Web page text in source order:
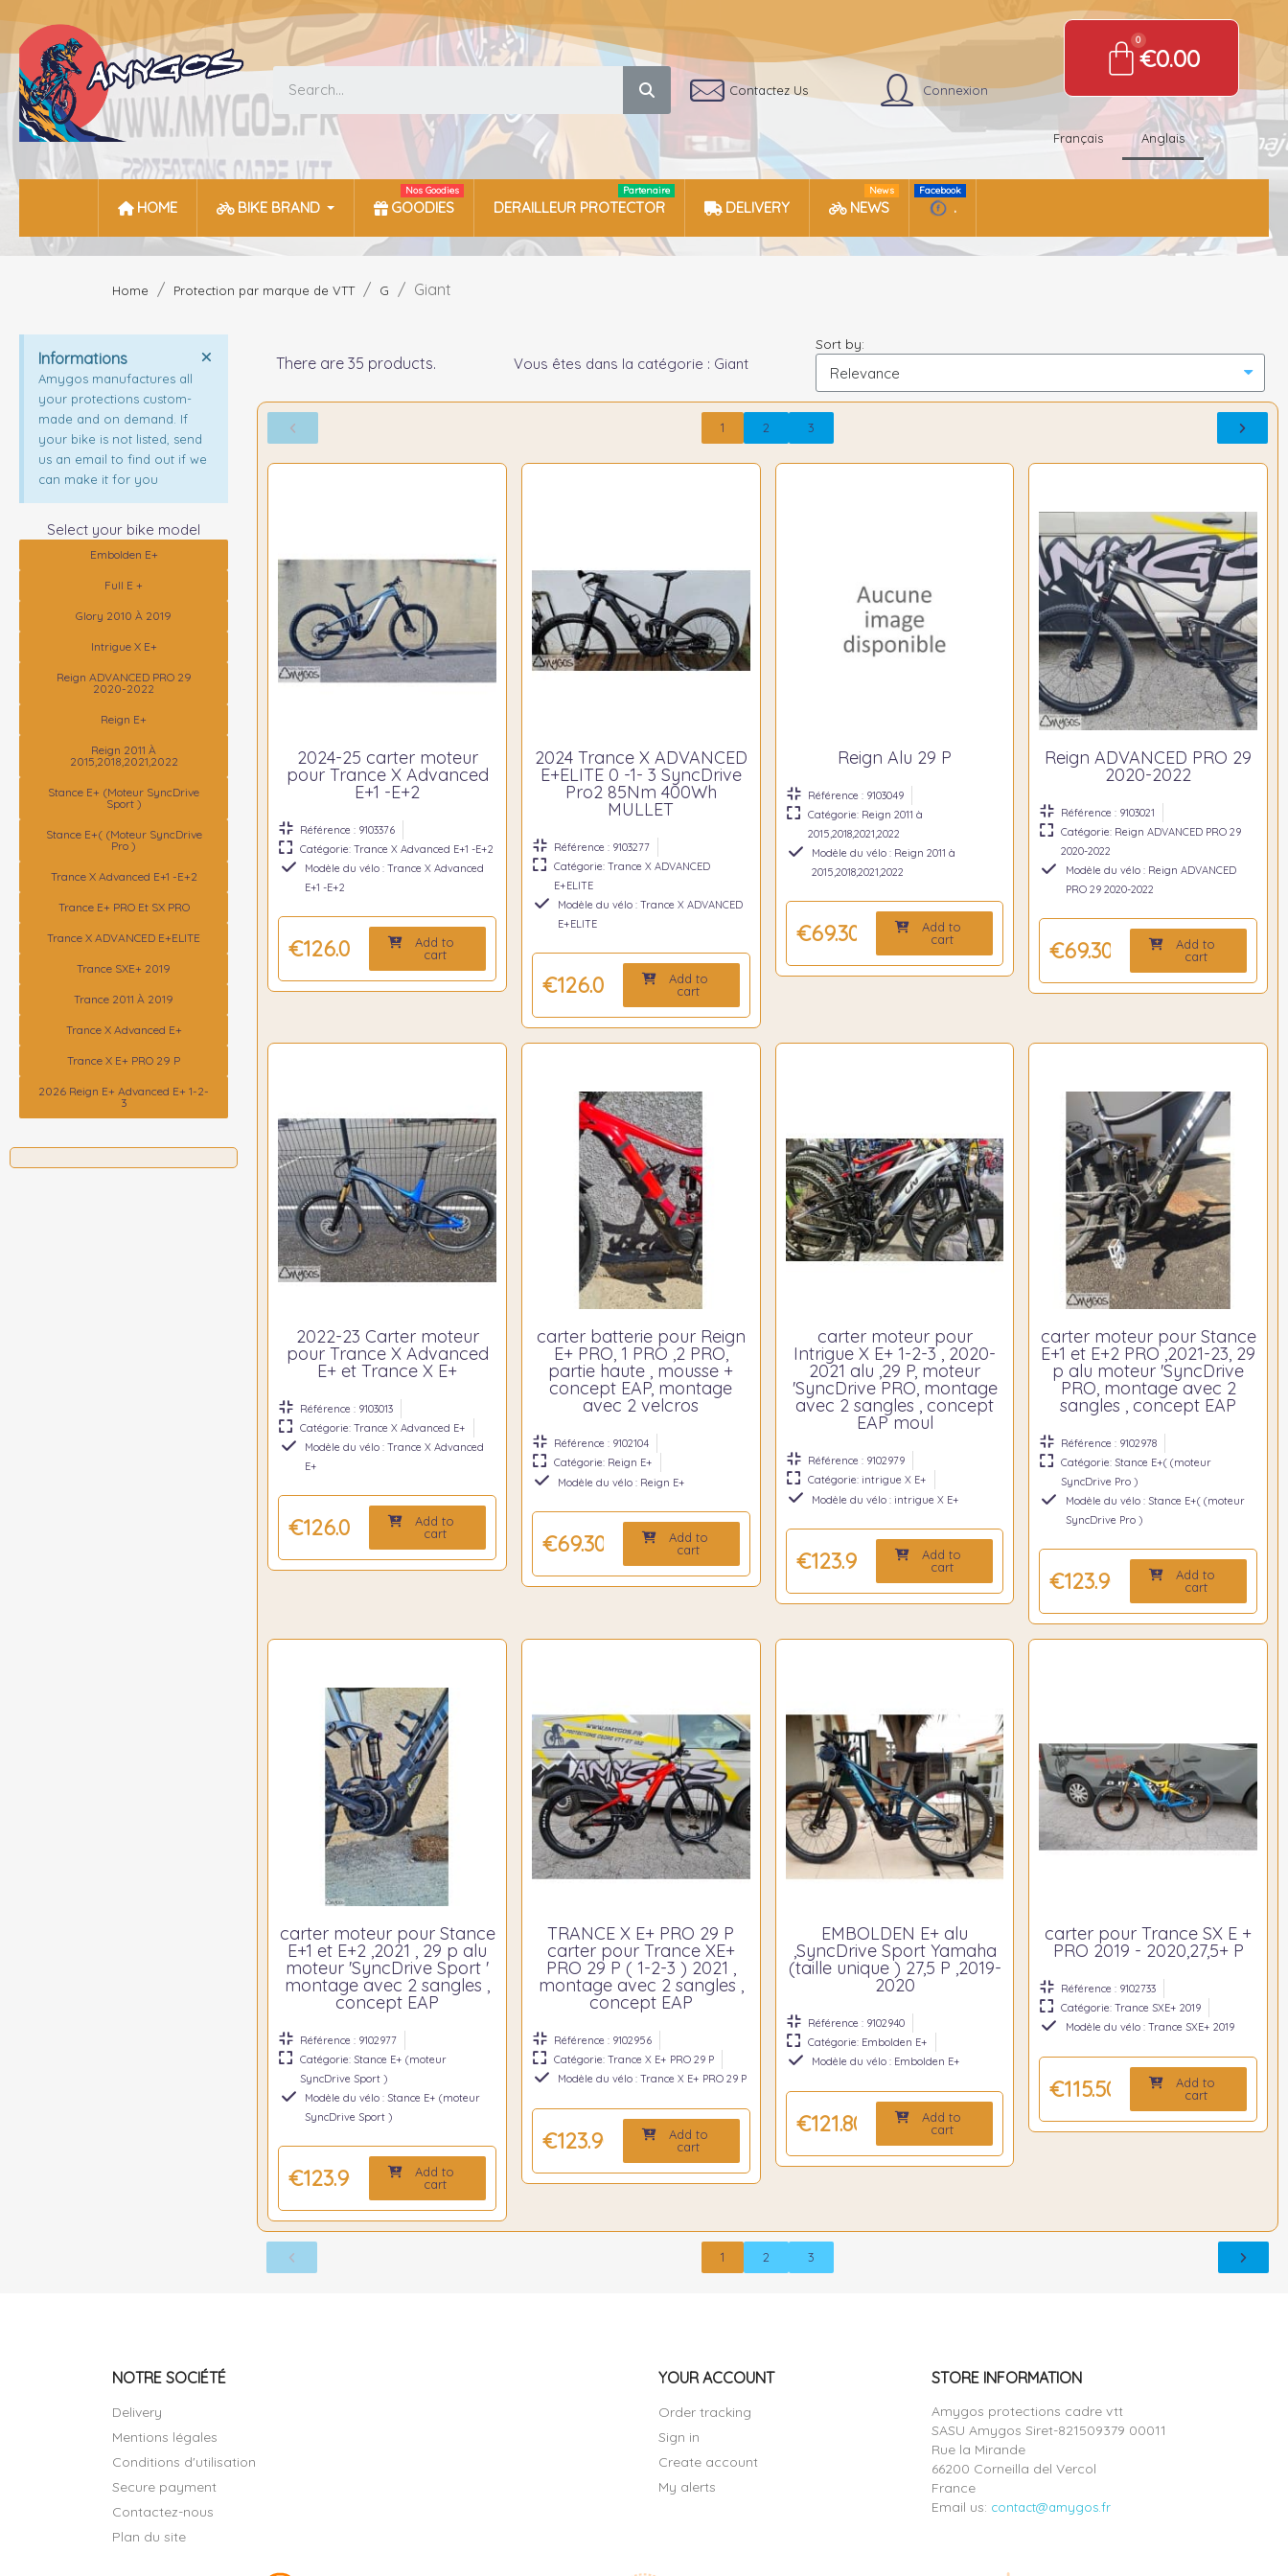
Contactez Us Connexion
€0.00
Français Anglais
HOME BIKE BRAND GOODIES
Nos Goodies
DERAILLEUR PROTECTOR
Partenaire
DELIVERY NEWS
News
.
Facebook
Home Protection par marque de VTT G Giant
Informations
Amygos manufactures all
your protections custom-
made and on demand. If
your bike is not listed, send
us an email to find out if we
can make it for you
Select your bike model
Embolden E+
Full E +
Glory 2010 À 2019
Intrigue X E+
Reign ADVANCED PRO 29
2020-2022
Reign E+
Reign 2011 À
2015,2018,2021,2022
Stance E+ (moteur SyncDrive
Sport )
Stance E+( (moteur SyncDrive
Pro )
Trance X Advanced E+1 -E+2
Trance E+ PRO Et SX PRO
Trance X ADVANCED E+ELITE
Trance SXE+ 2019
Trance 2011 À 2019
Trance X Advanced E+
Trance X E+ PRO 29 P
2026 Reign E+ Advanced E+ 1-2-
3
There are 35 products. Vous êtes dans la catégorie : Giant
Sort by:
1 2 3
2024-25 carter moteur
pour Trance X Advanced
E+1 -E+2
Référence : 9103376
Catégorie: Trance X Advanced E+1 -E+2
Modèle du vélo : Trance X Advanced
E+1 -E+2
€126.00
Add to
cart
2024 Trance X ADVANCED
E+ELITE 0 -1- 3 SyncDrive
Pro2 85Nm 400Wh
MULLET
Référence : 9103277
Catégorie: Trance X ADVANCED
E+ELITE
Modèle du vélo : Trance X ADVANCED
E+ELITE
€126.00
Add to
cart
Reign Alu 29 P
Référence : 9103049
Catégorie: Reign 2011 à
2015,2018,2021,2022
Modèle du vélo : Reign 2011 à
2015,2018,2021,2022
€69.30
Add to
cart
Reign ADVANCED PRO 29
2020-2022
Référence : 9103021
Catégorie: Reign ADVANCED PRO 29
2020-2022
Modèle du vélo : Reign ADVANCED
PRO 29 2020-2022
€69.30
Add to
cart
2022-23 Carter moteur
pour Trance X Advanced
E+ et Trance X E+
Référence : 9103013
Catégorie: Trance X Advanced E+
Modèle du vélo : Trance X Advanced
E+
€126.00
Add to
cart
carter batterie pour Reign
E+ PRO, 1 PRO ,2 PRO,
partie haute , mousse +
concept EAP, montage
avec 2 velcros
Référence : 9102104
Catégorie: Reign E+
Modèle du vélo : Reign E+
€69.30
Add to
cart
carter moteur pour
Intrigue X E+ 1-2-3 , 2020-
2021 alu ,29 P, moteur
'SyncDrive PRO, montage
avec 2 sangles , concept
EAP moul
Référence : 9102979
Catégorie: intrigue X E+
Modèle du vélo : intrigue X E+
€123.90
Add to
cart
carter moteur pour Stance
E+1 et E+2 PRO ,2021-23, 29
p alu moteur 'SyncDrive
PRO, montage avec 2
sangles , concept EAP
Référence : 9102978
Catégorie: Stance E+( (moteur
SyncDrive Pro )
Modèle du vélo : Stance E+( (moteur
SyncDrive Pro )
€123.90
Add to
cart
carter moteur pour Stance
E+1 et E+2 ,2021 , 29 p alu
moteur 'SyncDrive Sport '
montage avec 2 sangles ,
concept EAP
Référence : 9102977
Catégorie: Stance E+ (moteur
SyncDrive Sport )
Modèle du vélo : Stance E+ (moteur
SyncDrive Sport )
€123.90
Add to
cart
TRANCE X E+ PRO 29 P
carter pour Trance XE+
PRO 29 P ( 1-2-3 ) 2021 ,
montage avec 2 sangles ,
concept EAP
Référence : 9102956
Catégorie: Trance X E+ PRO 29 P
Modèle du vélo : Trance X E+ PRO 29 P
€123.90
Add to
cart
EMBOLDEN E+ alu
,SyncDrive Sport Yamaha
(taille unique ) 27,5 P ,2019-
2020
Référence : 9102940
Catégorie: Embolden E+
Modèle du vélo : Embolden E+
€121.80
Add to
cart
carter pour Trance SX E +
PRO 2019 - 2020,27,5+ P
Référence : 9102733
Catégorie: Trance SXE+ 2019
Modèle du vélo : Trance SXE+ 2019
€115.50
Add to
cart
1 2 3
NOTRE SOCIÉTÉ
Delivery
Mentions légales
Conditions d'utilisation
Secure payment
Contactez-nous
Plan du site
YOUR ACCOUNT
Order tracking
Sign in
Create account
My alerts
STORE INFORMATION
Amygos protections cadre vtt
SASU Amygos Siret-821509379 00011
Rue la Mirande
66200 Corneilla del Vercol
France
Email us: contact@amygos.fr